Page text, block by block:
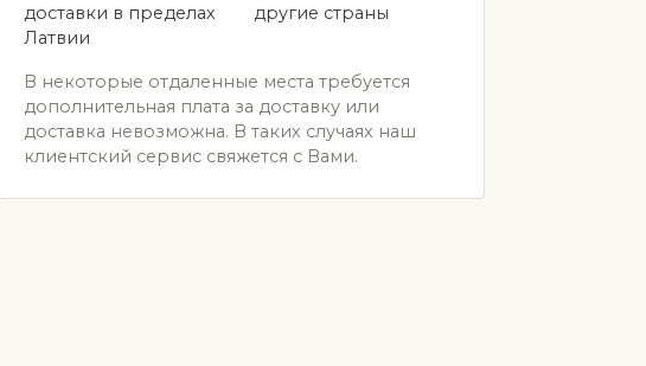
доставки в пределах
Латвии
другие страны
В некоторые отдаленные места требуется
дополнительная плата за доставку или
доставка невозможна. В таких случаях наш
клиентский сервис свяжется с Вами.